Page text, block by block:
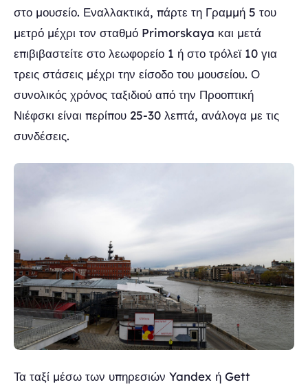
στο μουσείο. Εναλλακτικά, πάρτε τη Γραμμή 5 του
μετρό μέχρι τον σταθμό Primorskaya και μετά
επιβιβαστείτε στο λεωφορείο 1 ή στο τρόλεϊ 10 για
τρεις στάσεις μέχρι την είσοδο του μουσείου. Ο
συνολικός χρόνος ταξιδιού από την Προοπτική
Νιέφσκι είναι περίπου 25-30 λεπτά, ανάλογα με τις
συνδέσεις.
Τα ταξί μέσω των υπηρεσιών Yandex ή Gett